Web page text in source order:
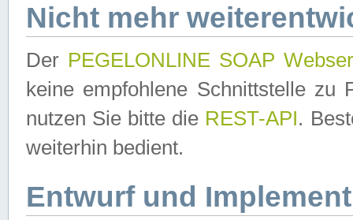
Nicht mehr
Der PEGELONLINE SOAP
keine empfohlene Schnittstelle zu
nutzen Sie bitte die REST-API.
weiterhin bedient.
Entwurf und